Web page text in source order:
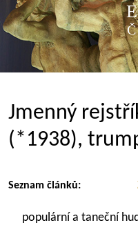
Jmenný
(*1938),
Seznam článků:
populární a taneční